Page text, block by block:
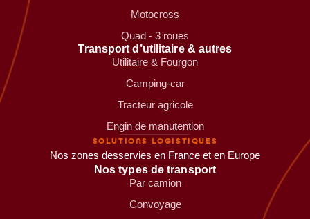
Motocross
Quad - 3 roues
Transport d’utilitaire & autres
Utilitaire & Fourgon
Camping-car
Tracteur agricole
Engin de manutention
SOLUTIONS LOGISTIQUES
Nos zones desservies en France et en Europe
Nos types de transport
Par camion
Convoyage